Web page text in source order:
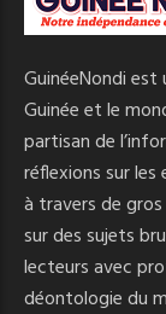
GuinéeNondi est
Guinée et le
partisan de
réflexions sur
à travers de
sur des sujets
lecteurs avec
déontologie du